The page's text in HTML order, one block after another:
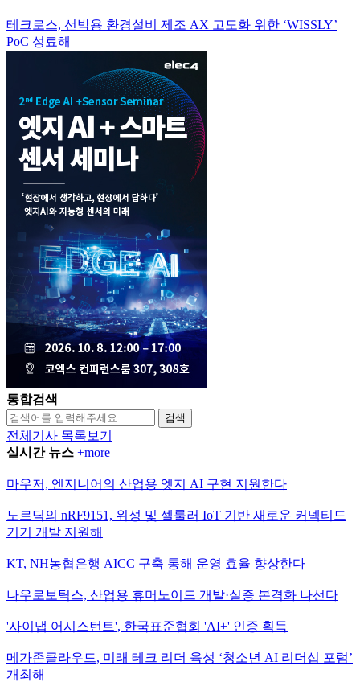
테크로스, 선박용 환경설비 제조 AX 고도화 위한 ‘WISSLY’
PoC 성료해
통합검색
검색
전체기사 목록보기
실시간 뉴스 +more
마우저, 엔지니어의 산업용 엣지 AI 구현 지원한다
노르딕의 nRF9151, 위성 및 셀룰러 IoT 기반 새로운 커넥티드
기기 개발 지원해
KT, NH농협은행 AICC 구축 통해 운영 효율 향상한다
나우로보틱스, 산업용 휴머노이드 개발·실증 본격화 나선다
'사이냅 어시스턴트', 한국표준협회 'AI+' 인증 획득
메가존클라우드, 미래 테크 리더 육성 ‘청소년 AI 리더십 포럼’
개최해